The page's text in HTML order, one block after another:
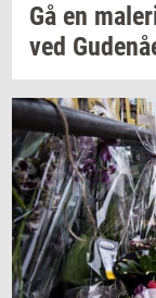
Gå en
ved